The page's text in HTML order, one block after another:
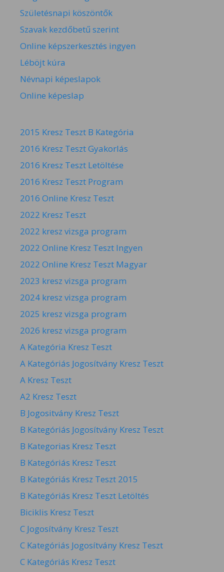
Születésnapi köszöntők
Szavak kezdőbetű szerint
Online képszerkesztés ingyen
Léböjt kúra
Névnapi képeslapok
Online képeslap
2015 Kresz Teszt B Kategória
2016 Kresz Teszt Gyakorlás
2016 Kresz Teszt Letöltése
2016 Kresz Teszt Program
2016 Online Kresz Teszt
2022 Kresz Teszt
2022 kresz vizsga program
2022 Online Kresz Teszt Ingyen
2022 Online Kresz Teszt Magyar
2023 kresz vizsga program
2024 kresz vizsga program
2025 kresz vizsga program
2026 kresz vizsga program
A Kategória Kresz Teszt
A Kategóriás Jogosítvány Kresz Teszt
A Kresz Teszt
A2 Kresz Teszt
B Jogositvány Kresz Teszt
B Kategóriás Jogosítvány Kresz Teszt
B Kategorias Kresz Teszt
B Kategóriás Kresz Teszt
B Kategóriás Kresz Teszt 2015
B Kategóriás Kresz Teszt Letöltés
Biciklis Kresz Teszt
C Jogosítvány Kresz Teszt
C Kategóriás Jogosítvány Kresz Teszt
C Kategóriás Kresz Teszt